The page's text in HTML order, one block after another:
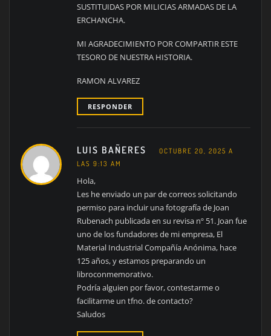
SUSTITUIDAS POR MILICIAS ARMADAS DE LA
ERCHANCHA.
MI AGRADECIMIENTO POR COMPARTIR ESTE
TESORO DE NUESTRA HISTORIA.
RAMON ALVAREZ
RESPONDER
LUIS BAÑERES
OCTUBRE 20, 2025 A
LAS 9:13 AM
Hola,
Les he enviado un par de correos solicitando
permiso para incluir una fotografía de Joan
Rubenach publicada en su revisa nº 51. Joan fue
uno de los fundadores de mi empresa, El
Material Industrial Compañía Anónima, hace
125 años, y estamos preparando un
libroconmemorativo.
Podría alguien por favor, contestarme o
facilitarme un tfno. de contacto?
Saludos